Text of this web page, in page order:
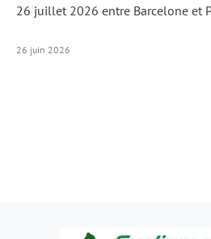
26 juillet 2026 entre Barcelone et
26 juin 2026